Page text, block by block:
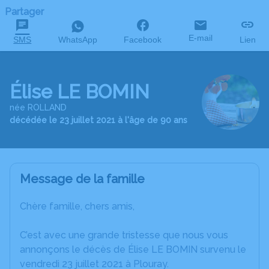
Partager
SMS WhatsApp Facebook E-mail Lien
Élise LE BOMIN
née ROLLAND
décédée le 23 juillet 2021 à l'âge de 90 ans
Message de la famille
Chère famille, chers amis,
C’est avec une grande tristesse que nous vous
annonçons le décès de Élise LE BOMIN survenu le
vendredi 23 juillet 2021 à Plouray.